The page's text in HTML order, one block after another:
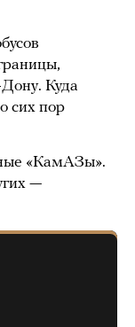
Куда
сих пор
«КамАЗы».
—